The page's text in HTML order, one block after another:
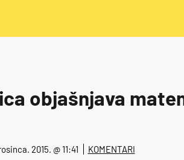
objašnjava
2015. @ 11:41 KOMENTARI